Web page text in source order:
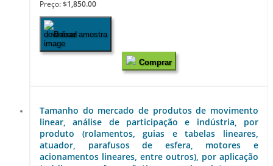
Preço: $1,850.00
Baixar amostra
Comprar
Tamanho do mercado de produtos de movimento
linear, análise de participação e indústria, por
produto (rolamentos, guias e tabelas lineares,
atuador, parafusos de esfera, motores e
acionamentos lineares, entre outros), por aplicação